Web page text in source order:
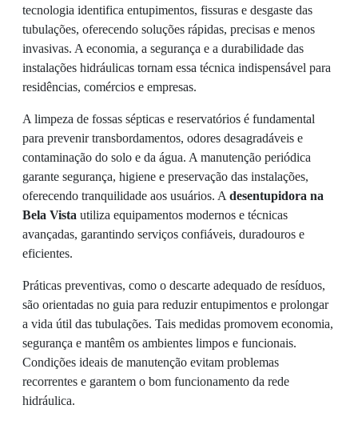
tecnologia identifica entupimentos, fissuras e desgaste das
tubulações, oferecendo soluções rápidas, precisas e menos
invasivas. A economia, a segurança e a durabilidade das
instalações hidráulicas tornam essa técnica indispensável para
residências, comércios e empresas.
A limpeza de fossas sépticas e reservatórios é fundamental
para prevenir transbordamentos, odores desagradáveis e
contaminação do solo e da água. A manutenção periódica
garante segurança, higiene e preservação das instalações,
oferecendo tranquilidade aos usuários. A desentupidora na
Bela Vista utiliza equipamentos modernos e técnicas
avançadas, garantindo serviços confiáveis, duradouros e
eficientes.
Práticas preventivas, como o descarte adequado de resíduos,
são orientadas no guia para reduzir entupimentos e prolongar
a vida útil das tubulações. Tais medidas promovem economia,
segurança e mantêm os ambientes limpos e funcionais.
Condições ideais de manutenção evitam problemas
recorrentes e garantem o bom funcionamento da rede
hidráulica.